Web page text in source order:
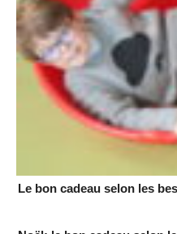
Le bon cadeau selon les